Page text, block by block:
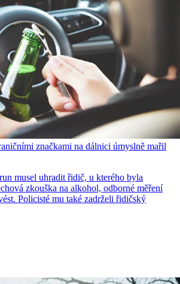
značkami na dálnici úmyslně mařil
musel uhradit řidič, u kterého byla
zkouška na alkohol, odborné měření
Policisté mu také zadrželi řidičský